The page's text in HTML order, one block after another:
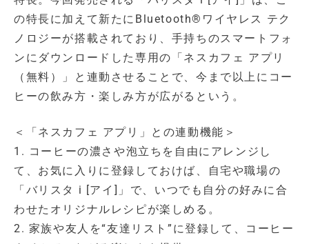
の特長に加えて新たにBluetooth®ワイヤレス テク
ノロジーが搭載されており、手持ちのスマートフォ
ンにダウンロードした専用の「ネスカフェ アプリ
（無料）」と連動させることで、今まで以上にコー
ヒーの飲み方・楽しみ方が広がるという。
＜「ネスカフェ アプリ」との連動機能＞
1. コーヒーの濃さや泡立ちを自由にアレンジし
て、お気に入りに登録しておけば、自宅や職場の
「バリスタ i [アイ]」で、いつでも自分の好みに合
わせたオリジナルレシピが楽しめる。
2. 家族や友人を“友達リスト”に登録して、コーヒー